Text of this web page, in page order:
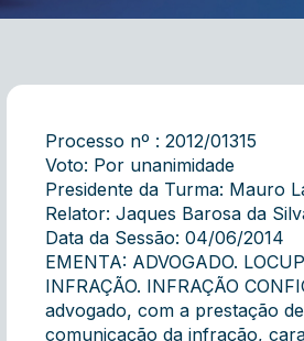
Processo nº : 2012/01315
Voto: Por unanimidade
Presidente da Turma: Mauro
Relator: Jaques Barosa da
Data da Sessão: 04/06/2014
EMENTA: ADVOGADO.
INFRAÇÃO. INFRAÇÃO
advogado, com a prestação
comunicação da infração,